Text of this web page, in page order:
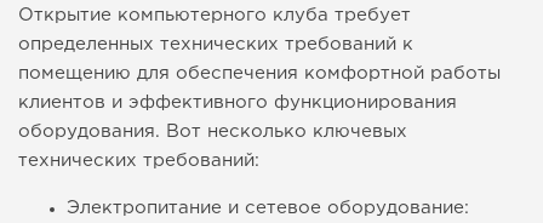
Открытие компьютерного клуба требует
определенных технических требований к
помещению для обеспечения комфортной работы
клиентов и эффективного функционирования
оборудования. Вот несколько ключевых
технических требований:
Электропитание и сетевое оборудование: